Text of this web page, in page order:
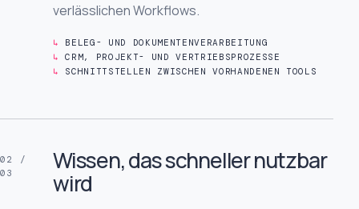
verlässlichen Workflows.
BELEG- UND DOKUMENTENVERARBEITUNG
CRM, PROJEKT- UND VERTRIEBSPROZESSE
SCHNITTSTELLEN ZWISCHEN VORHANDENEN TOOLS
02 /
03
Wissen, das schneller nutzbar
wird